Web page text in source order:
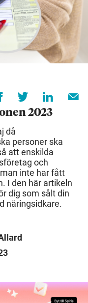
2023
då
personer ska
att enskilda
och
inte har fått
I den här artikeln
dig som sålt din
näringsidkare.